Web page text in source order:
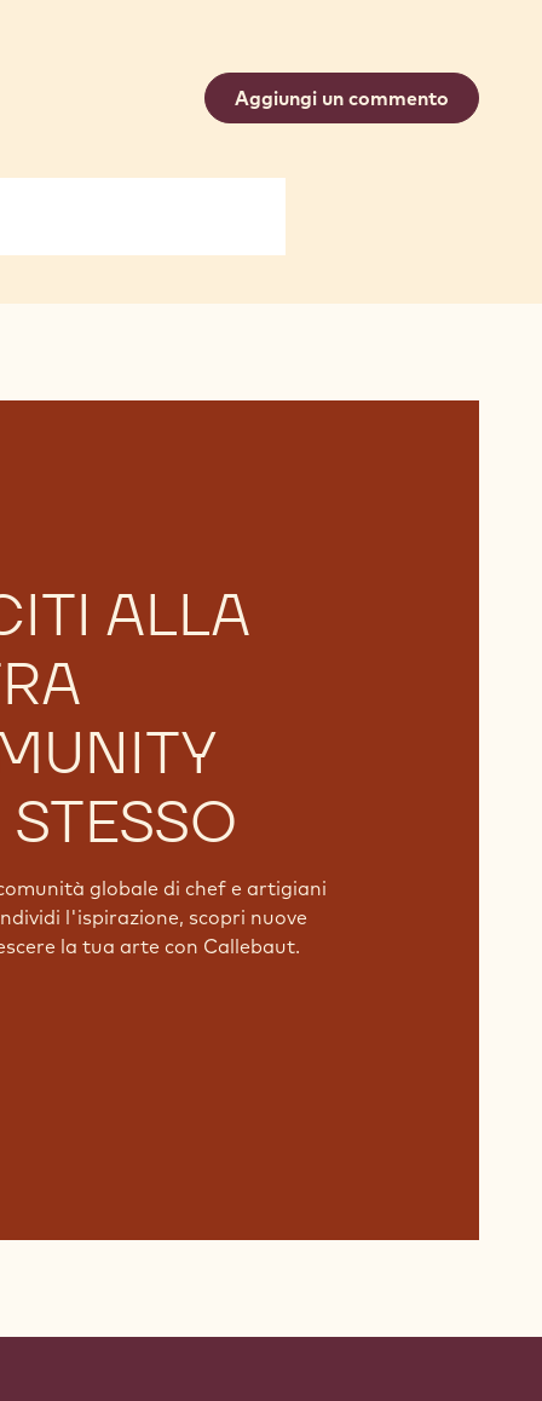
Aggiungi un commento
ALLA
globale di chef e artigiani
l'ispirazione, scopri nuove
la tua arte con Callebaut.